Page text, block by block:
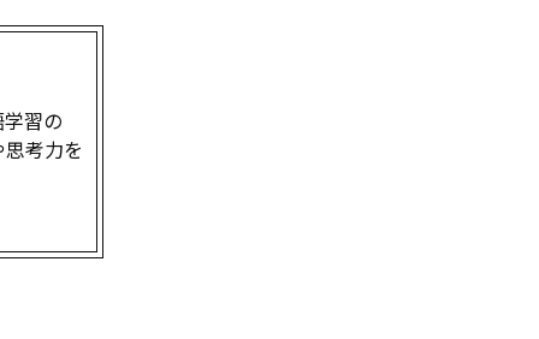
習の
考力を